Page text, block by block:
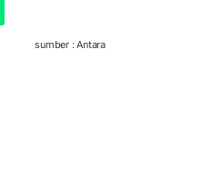
sumber : Antara